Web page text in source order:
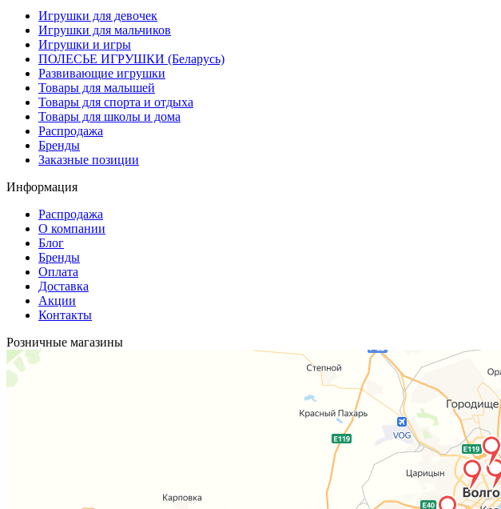
Игрушки для девочек
Игрушки для мальчиков
Игрушки и игры
ПОЛЕСЬЕ ИГРУШКИ (Беларусь)
Развивающие игрушки
Товары для малышей
Товары для спорта и отдыха
Товары для школы и дома
Распродажа
Бренды
Заказные позиции
Информация
Распродажа
О компании
Блог
Бренды
Оплата
Доставка
Акции
Контакты
Розничные магазины